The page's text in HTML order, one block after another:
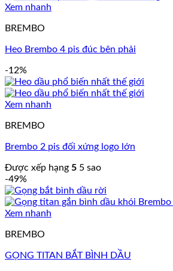
Xem nhanh
BREMBO
Heo Brembo 4 pis đúc bên phải
-12%
Xem nhanh
BREMBO
Brembo 2 pis đối xứng logo lớn
Được xếp hạng 5 5 sao
-49%
Xem nhanh
BREMBO
GỌNG TITAN BẮT BÌNH DẦU